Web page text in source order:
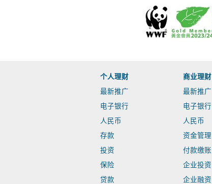
个人理财
最新推广
电子银行
人民币
存款
投资
保险
贷款
商业理财
最新推广
电子银行
人民币
资金管理
付款缴账
企业投资
企业融资